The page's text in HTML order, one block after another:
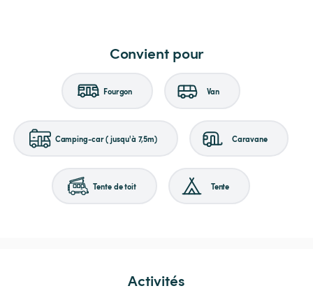
Convient pour
Fourgon Van
Camping-car (jusqu'à 7,5m) Caravane
Tente de toit Tente
Activités